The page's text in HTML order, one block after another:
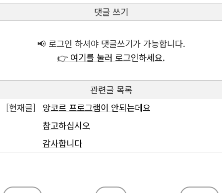
댓글 쓰기
📢 로그인 하셔야 댓글쓰기가 가능합니다.
👉 여기를 눌러 로그인하세요.
관련글 목록
[현재글]
앙코르 프로그램이 안되는데요
참고하십시오
감사합니다